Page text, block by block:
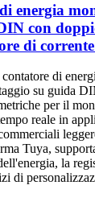
energia
con
di
di
su guida
per il
reale in
Tuya,
la
di